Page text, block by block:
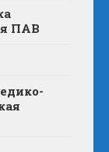
ПАВ